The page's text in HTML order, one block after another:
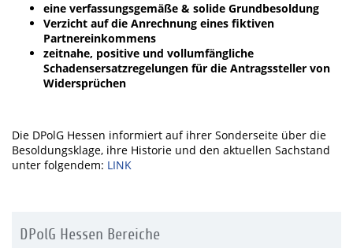
eine verfassungsgemäße & solide Grundbesoldung
Verzicht auf die Anrechnung eines fiktiven
Partnereinkommens
zeitnahe, positive und vollumfängliche
Schadensersatzregelungen für die Antragssteller von
Widersprüchen
Die DPolG Hessen informiert auf ihrer Sonderseite über die
Besoldungsklage, ihre Historie und den aktuellen Sachstand
unter folgendem: LINK
DPolG Hessen Bereiche